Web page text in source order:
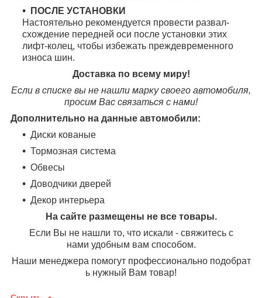
ПОСЛЕ УСТАНОВКИ
Настоятельно рекомендуется провести развал-
схождение передней оси после установки этих
лифт-колец, чтобы избежать преждевременного
износа шин.
Доставка по всему миру!
Если в списке вы не нашли марку своего автомобиля,
просим Вас связаться с нами!
Дополнительно на данные автомобили:
Диски кованые
Тормозная система
Обвесы
Доводчики дверей
Декор интерьера
На сайте размещены не все товары.
Если Вы не нашли то, что искали - свяжитесь с
нами удобным вам способом.
Наши менеджера помогут профессионально подобрат
ь нужный Вам товар!